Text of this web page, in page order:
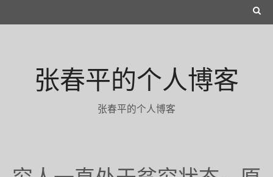
to
张春平的个人博客
张春平的个人博客